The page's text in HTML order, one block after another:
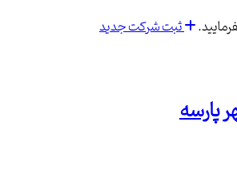
ثبت شرکت جدید
پارسه